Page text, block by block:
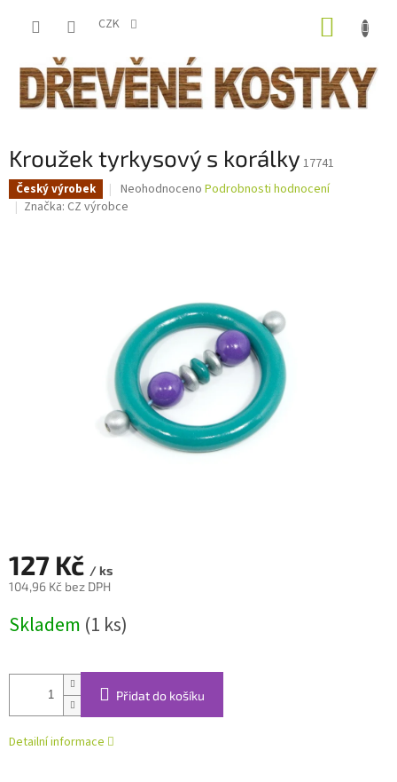
CZK
Kroužek tyrkysový s korálky 17741
Český výrobek
Průměrné
hodnocení
hvězdiček.
Neohodnoceno Podrobnosti hodnocení
Značka: CZ výrobce
127 Kč / ks
104,96 Kč bez DPH
cena:
Skladem (1 ks)
Přidat do košíku
Detailní informace